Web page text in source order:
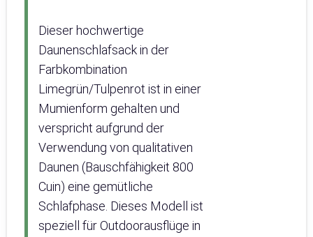
Dieser hochwertige
Daunenschlafsack in der
Farbkombination
Limegrün/Tulpenrot ist in einer
Mumienform gehalten und
verspricht aufgrund der
Verwendung von qualitativen
Daunen (Bauschfähigkeit 800
Cuin) eine gemütliche
Schlafphase. Dieses Modell ist
speziell für Outdoorausflüge in